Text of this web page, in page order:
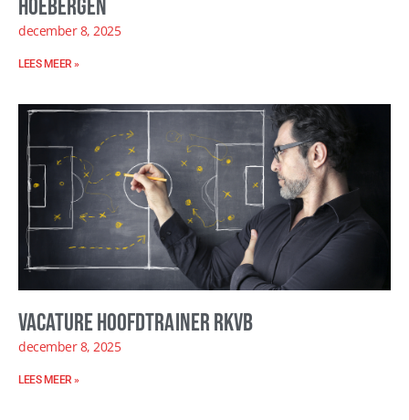
Hoebergen
december 8, 2025
LEES MEER »
Vacature hoofdtrainer RKVB
december 8, 2025
LEES MEER »